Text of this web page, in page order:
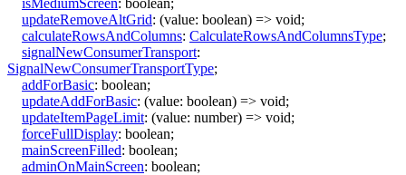
updateRemoveAltGrid: (value: boolean) => void;
calculateRowsAndColumns: CalculateRowsAndColumnsType;
signalNewConsumerTransport:
SignalNewConsumerTransportType;
addForBasic: boolean;
updateAddForBasic: (value: boolean) => void;
updateItemPageLimit: (value: number) => void;
forceFullDisplay: boolean;
mainScreenFilled: boolean;
adminOnMainScreen: boolean;